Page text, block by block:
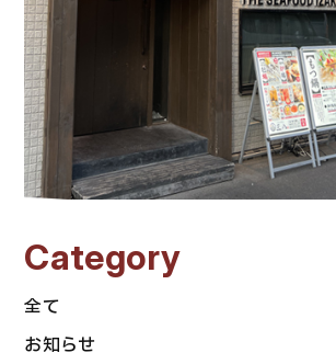
Category
全て
お知らせ